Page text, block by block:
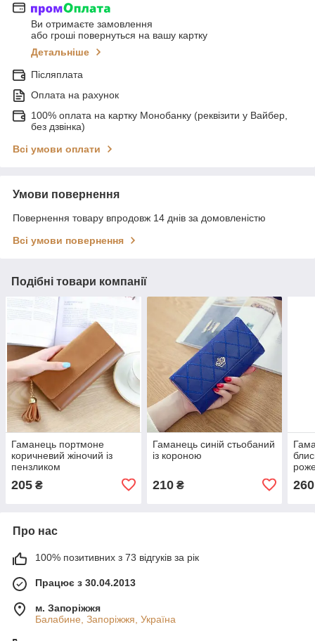
Ви отримаєте замовлення
або гроші повернуться на вашу картку
Детальніше
Післяплата
Оплата на рахунок
100% оплата на картку Монобанку (реквізити у Вайбер,
без дзвінка)
Всі умови оплати
Умови повернення
Повернення товару впродовж 14 днів за домовленістю
Всі умови повернення
Подібні товари компанії
Гаманець портмоне
коричневий жіночий із
пензликом
205 ₴
Гаманець синій стьобаний
із короною
210₴ 260
Про нас
100% позитивних з 73 відгуків за рік
Працює з 30.04.2013
м. Запоріжжя
Балабине, Запоріжжя, Україна